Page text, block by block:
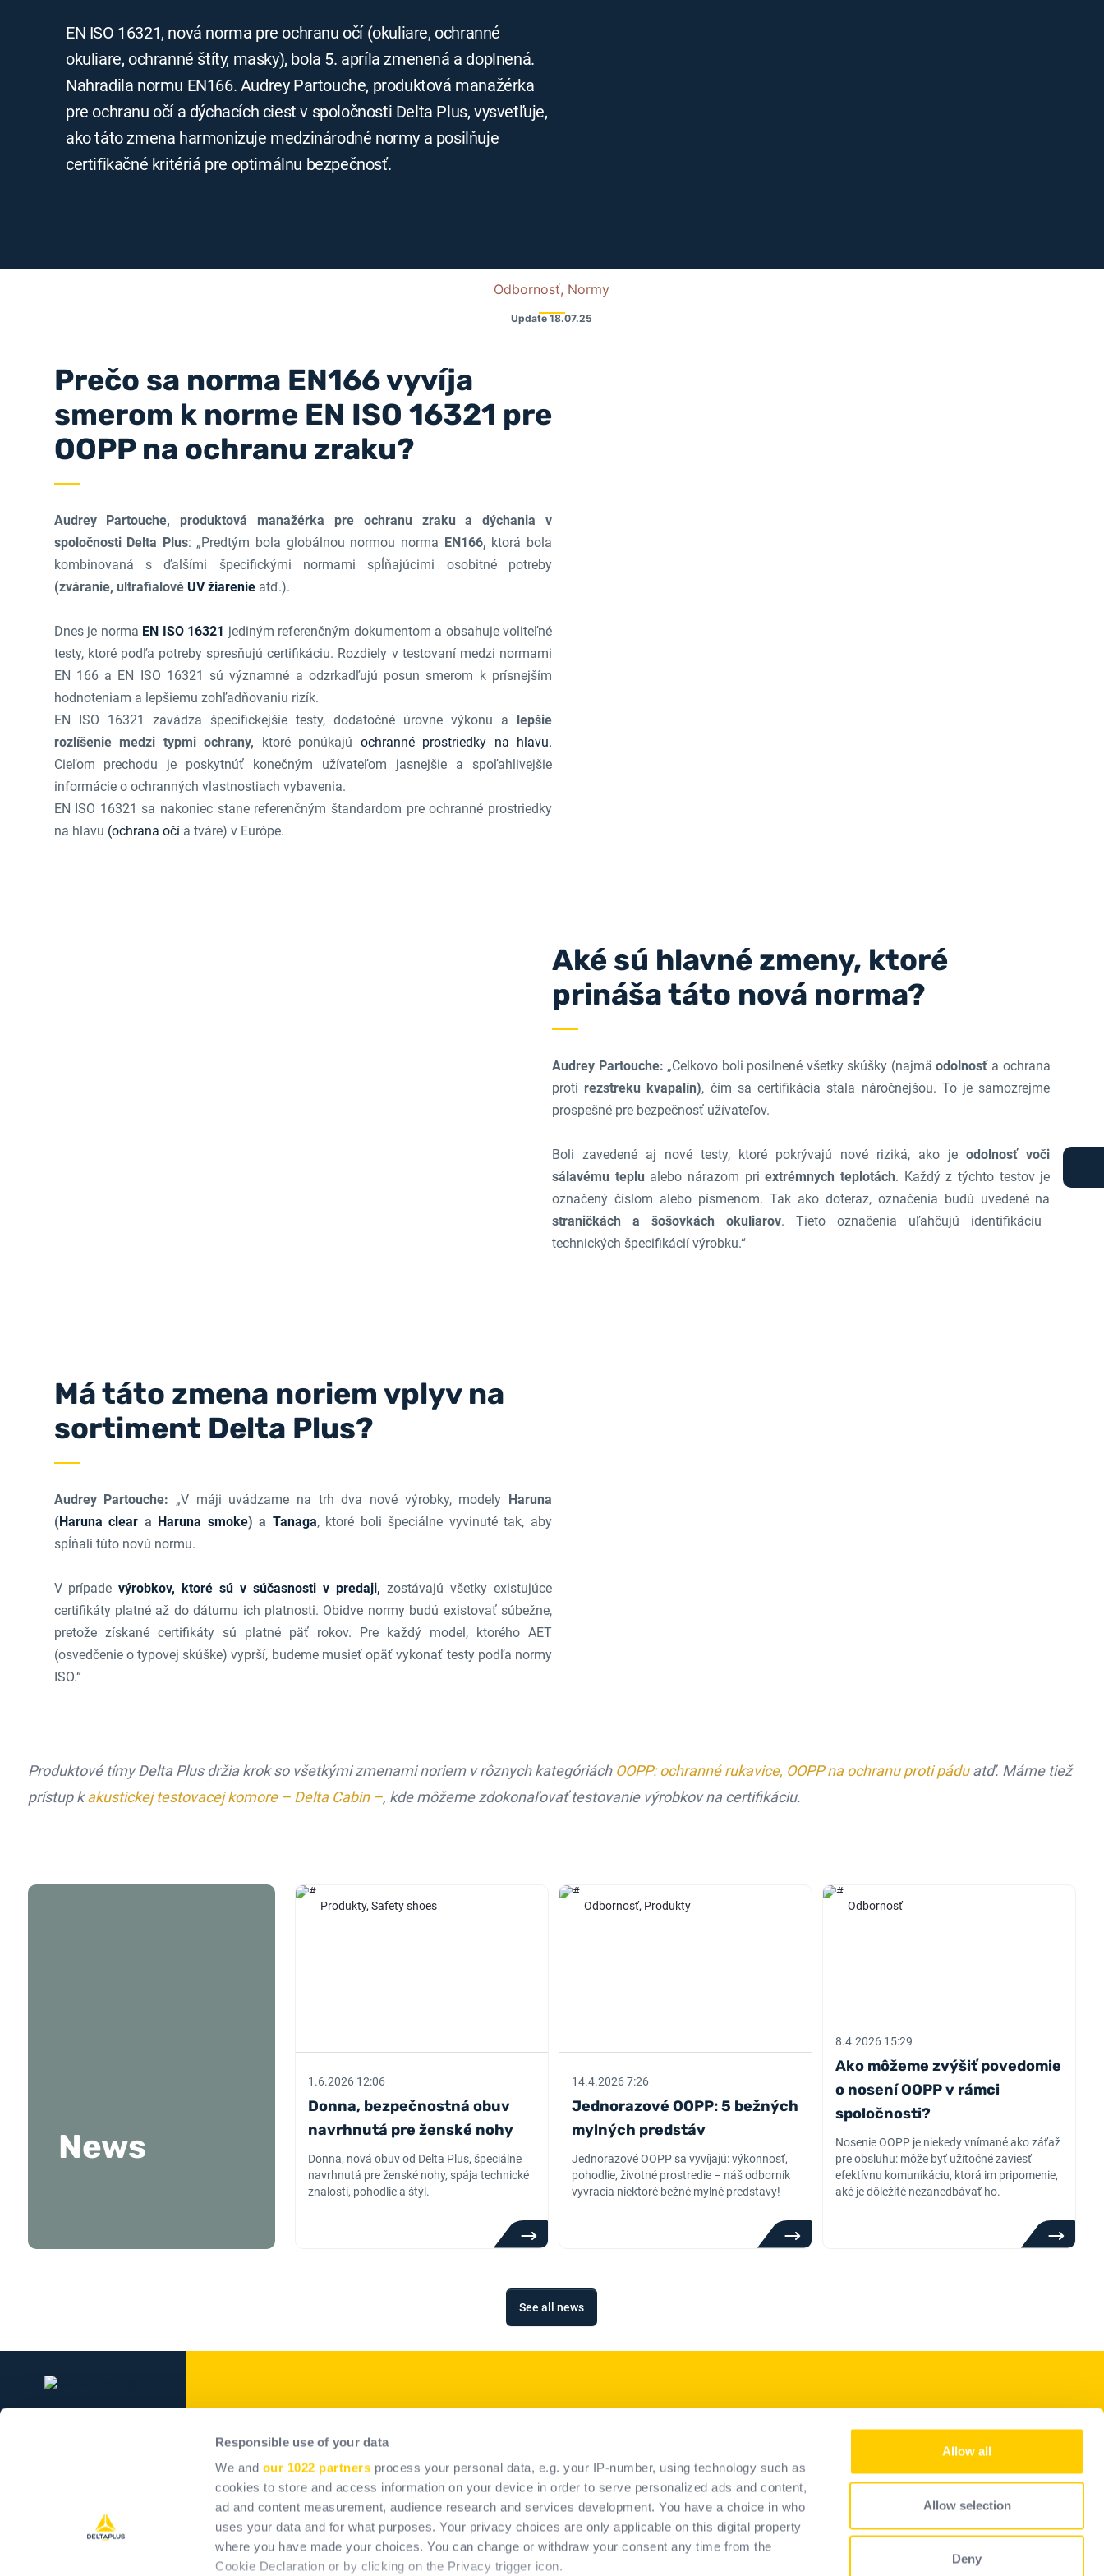
Responsible use of your data
We and our 1022 partners process your personal data, e.g. your IP-number, using technology such as
cookies to store and access information on your device in order to serve personalized ads and content,
ad and content measurement, audience research and services development. You have a choice in who
uses your data and for what purposes. Your privacy choices are only applicable on this digital property
where you have made your choices. You can change or withdraw your consent any time from the
Cookie Declaration or by clicking on the Privacy trigger icon.
Allow all
Allow selection
Deny
EN ISO 16321, nová norma pre ochranu očí (okuliare, ochranné
okuliare, ochranné štíty, masky), bola 5. apríla zmenená a doplnená.
Nahradila normu EN166. Audrey Partouche, produktová manažérka
pre ochranu očí a dýchacích ciest v spoločnosti Delta Plus, vysvetľuje,
ako táto zmena harmonizuje medzinárodné normy a posilňuje
certifikačné kritériá pre optimálnu bezpečnosť.
Odbornosť, Normy
Update 18.07.25
Prečo sa norma EN166 vyvíja
smerom k norme EN ISO 16321 pre
OOPP na ochranu zraku?
Audrey Partouche, produktová manažérka pre ochranu zraku a dýchania v
spoločnosti Delta Plus: „Predtým bola globálnou normou norma EN166, ktorá bola
kombinovaná s ďalšími špecifickými normami spĺňajúcimi osobitné potreby
(zváranie, ultrafialové UV žiarenieatď.).
Dnes je norma EN ISO 16321 jediným referenčným dokumentom a obsahuje voliteľné
testy, ktoré podľa potreby spresňujú certifikáciu. Rozdiely v testovaní medzi normami
EN 166 a EN ISO 16321 sú významné a odzrkadľujú posun smerom k prísnejším
hodnoteniam a lepšiemu zohľadňovaniu rizík.
EN ISO 16321 zavádza špecifickejšie testy, dodatočné úrovne výkonu a lepšie
rozlíšenie medzi typmi ochrany, ktoré ponúkajú ochranné prostriedky na hlavu.
Cieľom prechodu je poskytnúť konečným užívateľom jasnejšie a spoľahlivejšie
informácie o ochranných vlastnostiach vybavenia.
EN ISO 16321 sa nakoniec stane referenčným štandardom pre ochranné prostriedky
na hlavu (ochrana očí a tváre) v Európe.
Aké sú hlavné zmeny, ktoré
prináša táto nová norma?
Audrey Partouche: „Celkovo boli posilnené všetky skúšky (najmäodolnosť a ochrana
proti rezstreku kvapalín), čím sa certifikácia stala náročnejšou. To je samozrejme
prospešné pre bezpečnosť užívateľov.
Boli zavedené aj nové testy, ktoré pokrývajú nové riziká, ako je odolnosť voči
sálavému teplu alebo nárazom priextrémnych teplotách. Každý z týchto testov je
označený číslom alebo písmenom. Tak ako doteraz, označenia budú uvedené na
straničkách a šošovkách okuliarov. Tieto označenia uľahčujú identifikáciu
technických špecifikácií výrobku.“
Má táto zmena noriem vplyv na
sortiment Delta Plus?
Audrey Partouche: „V máji uvádzame na trh dva nové výrobky, modely Haruna
(Haruna clear a Haruna smoke) a Tanaga, ktoré boli špeciálne vyvinuté tak, aby
spĺňali túto novú normu.
V prípadevýrobkov, ktoré sú v súčasnosti v predaji, zostávajú všetky existujúce
certifikáty platné až do dátumu ich platnosti. Obidve normy budú existovať súbežne,
pretože získané certifikáty sú platné päť rokov. Pre každý model, ktorého AET
(osvedčenie o typovej skúške) vyprší, budeme musieť opäť vykonať testy podľa normy
ISO.“
Produktové tímy Delta Plus držia krok so všetkými zmenami noriem v rôznych kategóriách OOPP: ochranné rukavice, OOPP na ochranu proti páduatď. Máme tiež
prístup kakustickej testovacej komore – Delta Cabin –, kde môžeme zdokonaľovať testovanie výrobkov na certifikáciu.
News
Produkty, Safety shoes
1.6.2026 12:06
Donna, bezpečnostná obuv
navrhnutá pre ženské nohy
Donna, nová obuv od Delta Plus, špeciálne
navrhnutá pre ženské nohy, spája technické
znalosti, pohodlie a štýl.
Odbornosť, Produkty
14.4.2026 7:26
Jednorazové OOPP: 5 bežných
mylných predstáv
Jednorazové OOPP sa vyvíjajú: výkonnosť,
pohodlie, životné prostredie – náš odborník
vyvracia niektoré bežné mylné predstavy!
Odbornosť
8.4.2026 15:29
Ako môžeme zvýšiť povedomie
o nosení OOPP v rámci
spoločnosti?
Nosenie OOPP je niekedy vnímané ako záťaž
pre obsluhu: môže byť užitočné zaviesť
efektívnu komunikáciu, ktorá im pripomenie,
aké je dôležité nezanedbávať ho.
See all news
Naše záväzky
Pozitívny vplyv
Kariéra
Akcionári
Trvalé systémy na zachytenie
Naše služby
Staňte sa predajcom
Sprievodca výberom
Často kladené otázky